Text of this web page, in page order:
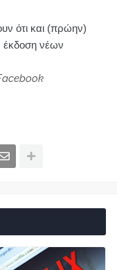
ότι και (πρώην)
έκδοση νέων